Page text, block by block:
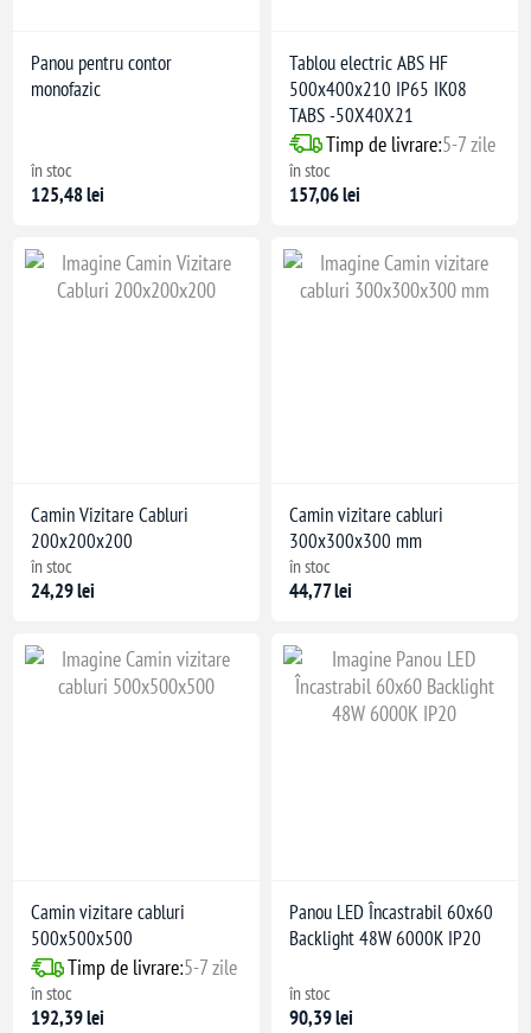
Panou pentru contor
monofazic
în stoc
125,48 lei
Tablou electric ABS HF
500x400x210 IP65 IK08
TABS -50X40X21
Timp de livrare:5-7 zile
în stoc
157,06 lei
Camin Vizitare Cabluri
200x200x200
în stoc
24,29 lei
Camin vizitare cabluri
300x300x300 mm
în stoc
44,77 lei
Camin vizitare cabluri
500x500x500
Timp de livrare:5-7 zile
în stoc
192,39 lei
Panou LED Încastrabil 60x60
Backlight 48W 6000K IP20
în stoc
90,39 lei